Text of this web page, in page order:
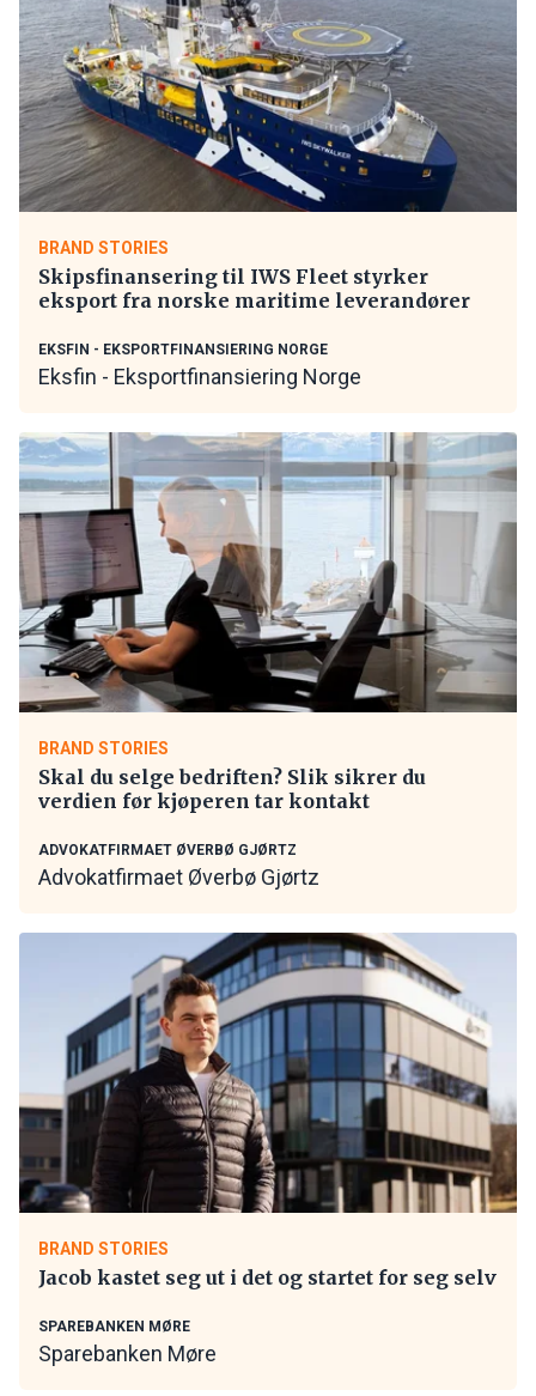
BRAND STORIES
Skipsfinansering til IWS Fleet styrker
eksport fra norske maritime leverandører
EKSFIN - EKSPORTFINANSIERING NORGE
Eksfin - Eksportfinansiering Norge
BRAND STORIES
Skal du selge bedriften? Slik sikrer du
verdien før kjøperen tar kontakt
ADVOKATFIRMAET ØVERBØ GJØRTZ
Advokatfirmaet Øverbø Gjørtz
BRAND STORIES
Jacob kastet seg ut i det og startet for seg selv
SPAREBANKEN MØRE
Sparebanken Møre